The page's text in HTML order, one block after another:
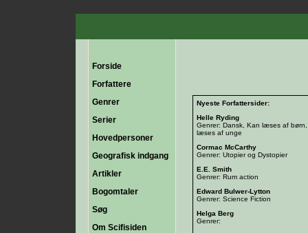
Forside
Forfattere
Genrer
Serier
Hovedpersoner
Geografisk indgang
Artikler
Bogomtaler
Søg
Om Scifisiden
Nyeste Forfattersider:
Helle Ryding
Genrer: Dansk, Kan læses af
læses af unge
Cormac McCarthy
Genrer: Utopier og Dystopier
E.E. Smith
Genrer: Rum action
Edward Bulwer-Lytton
Genrer: Science Fiction
Helga Berg
Genrer: